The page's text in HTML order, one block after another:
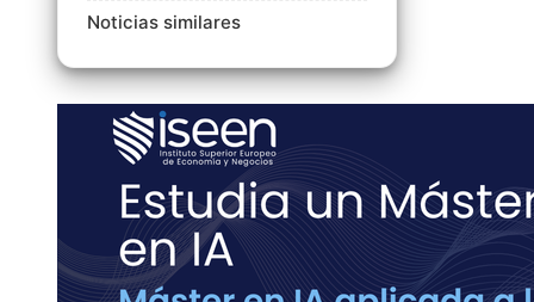
Noticias similares